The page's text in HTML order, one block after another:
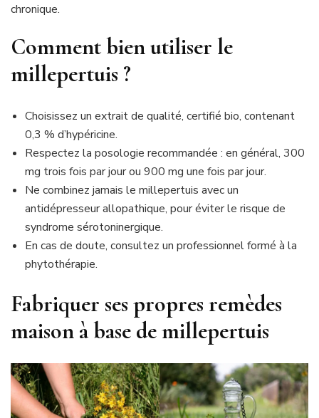
chronique.
Comment bien utiliser le
millepertuis ?
Choisissez un extrait de qualité, certifié bio, contenant
0,3 % d’hypéricine.
Respectez la posologie recommandée : en général, 300
mg trois fois par jour ou 900 mg une fois par jour.
Ne combinez jamais le millepertuis avec un
antidépresseur allopathique, pour éviter le risque de
syndrome sérotoninergique.
En cas de doute, consultez un professionnel formé à la
phytothérapie.
Fabriquer ses propres remèdes
maison à base de millepertuis